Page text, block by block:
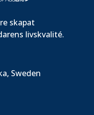
skapat
livskvalité.
Sweden